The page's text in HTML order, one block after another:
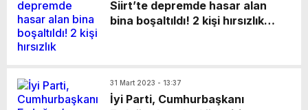
Siirt’te depremde hasar alan
bina boşaltıldı! 2 kişi hırsızlık
31 Mart 2023 - 13:37
İyi Parti, Cumhurbaşkanı